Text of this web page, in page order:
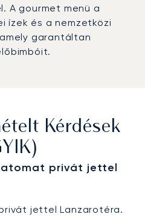
A gourmet menü a
ízek és a nemzetközi
garantáltan
Kérdések
privát jettel
jettel Lanzarotéra.